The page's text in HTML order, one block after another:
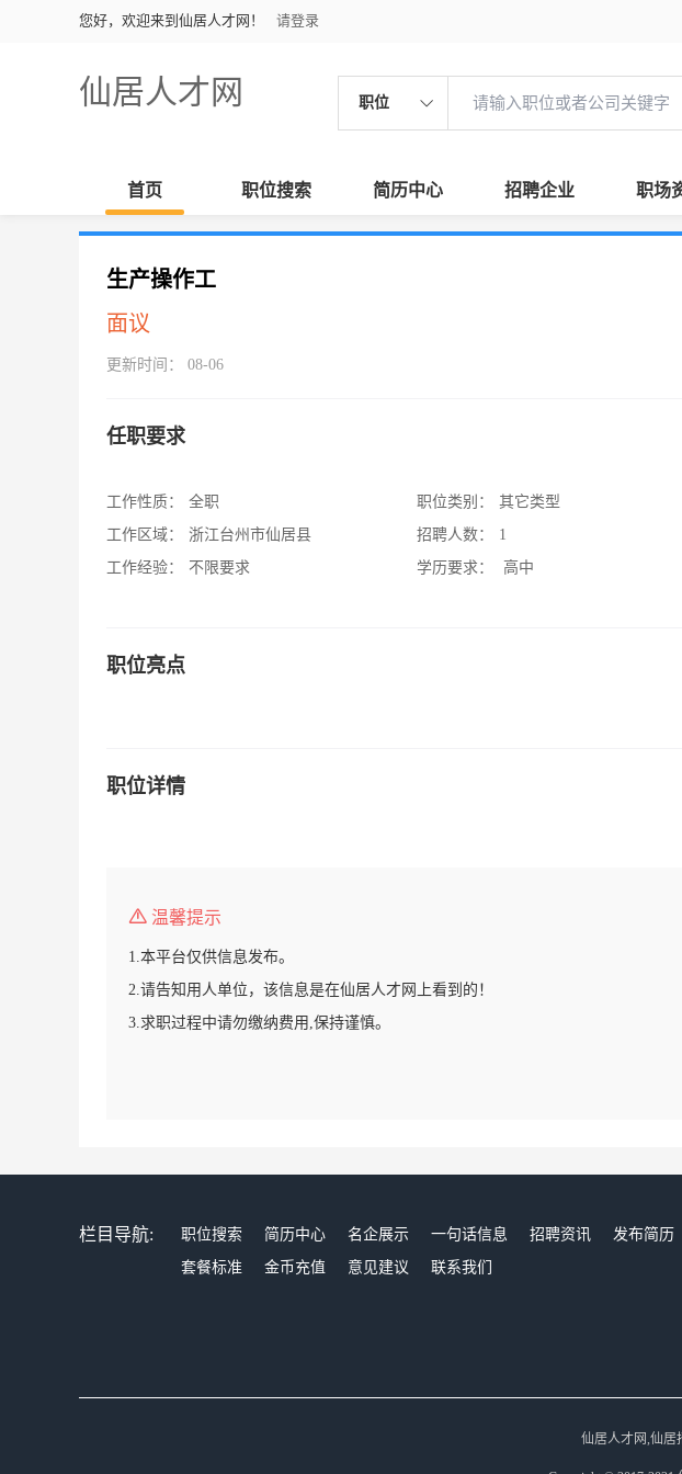
您好，欢迎来到仙居人才网！ 请登录
仙居人才网 职位
首页 职位搜索 简历中心 招聘企业 职场
生产操作工
面议
更新时间： 08-06
任职要求
工作性质：
全职
工作区域：
浙江台州市仙居县
工作经验：
不限要求
职位类别：
其它类型
招聘人数：
1
学历要求：
高中
职位亮点
职位详情
温馨提示
1.本平台仅供信息发布。
2.请告知用人单位，该信息是在仙居人才网上看到的！
3.求职过程中请勿缴纳费用,保持谨慎。
栏目导航: 职位搜索 简历中心 名企展示 一句话信息 招聘资讯 发布简历
套餐标准
金币充值 意见建议 联系我们
仙居人才网,仙居